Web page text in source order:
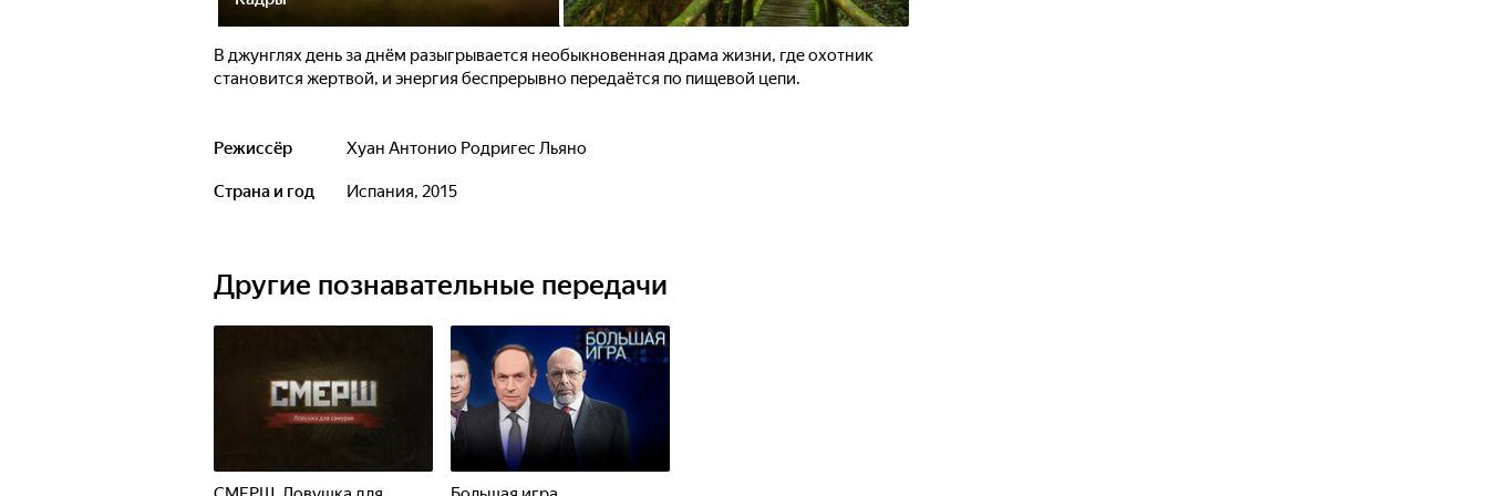
В джунглях день за днём разыгрывается необыкновенная драма жизни, где охотник
становится жертвой, и энергия беспрерывно передаётся по пищевой цепи.
Режиссёр Хуан Антонио Родригес Льяно
Страна и год Испания, 2015
Другие познавательные передачи